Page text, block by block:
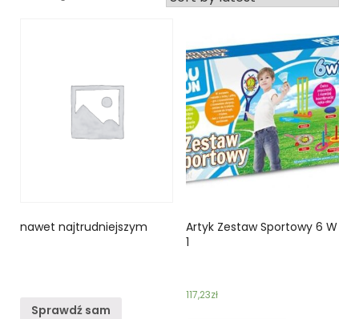
nawet najtrudniejszym
Sprawdź sam
Artyk Zestaw Sportowy 6 W
1
117,23zł